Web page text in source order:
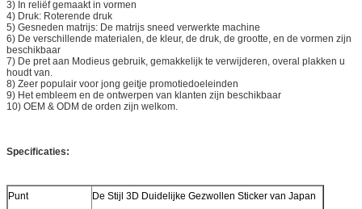
3) In reliëf gemaakt in vormen
4) Druk: Roterende druk
5) Gesneden matrijs: De matrijs sneed verwerkte machine
6) De verschillende materialen, de kleur, de druk, de grootte, en de vormen zijn
beschikbaar
7) De pret aan Modieus gebruik, gemakkelijk te verwijderen, overal plakken u
houdt van.
8) Zeer populair voor jong geitje promotiedoeleinden
9) Het embleem en de ontwerpen van klanten zijn beschikbaar
10) OEM & ODM de orden zijn welkom.
Specificaties:
Punt De Stijl 3D Duidelijke Gezwollen Sticker van Japan